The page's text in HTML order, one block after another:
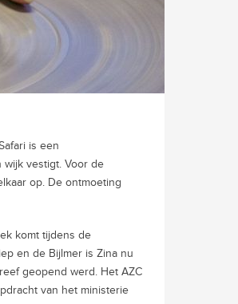
is een
wijk vestigt. Voor de
op. De ontmoeting
komt tijdens de
en de Bijlmer is Zina nu
geopend werd. Het AZC
van het ministerie